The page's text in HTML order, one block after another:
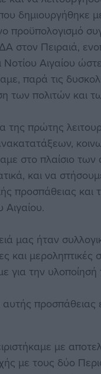
δημιουργήθηκε
προϋπολογισμό
στον Πειραιά,
Νοτίου Αιγαίου
παρά τις
των πολιτών και
της πρώτης
στο πλαίσιο των
και να
προσπάθειας
μας ήταν
και
για την υλοποίησή
αυτής
με
με τους δύο